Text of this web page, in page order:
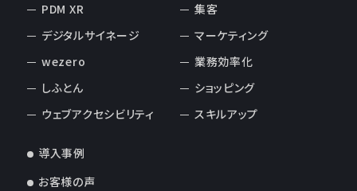
PDM XR
デジタルサイネージ
wezero
しふとん
ウェブアクセシビリティ
集客
マーケティング
業務効率化
ショッピング
スキルアップ
導入事例
お客様の声